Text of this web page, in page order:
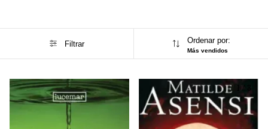
Filtrar Ordenar por:
Más vendidos
/